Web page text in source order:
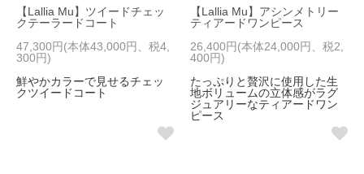
【Lallia Mu】ツイードチェッ
クテーラードコート
47,300円(本体43,000円、税4,
300円)
鮮やかカラーで見せるチェッ
クツイードコート
【Lallia Mu】アシンメトリー
ティアードワンピース
26,400円(本体24,000円、税2,
400円)
たっぷりと贅沢に使用した生
地ボリュームの立体感がラグ
ジュアリーなティアードワン
ピース